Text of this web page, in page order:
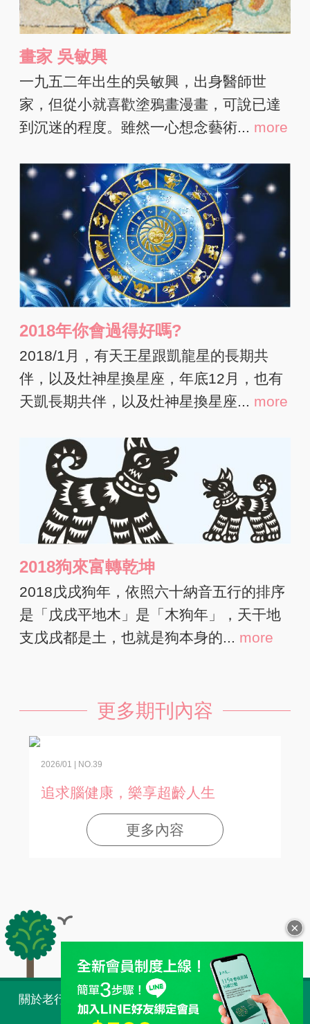
畫家 吳敏興
一九五二年出生的吳敏興，出身醫師世
家，但從小就喜歡塗鴉畫漫畫，可說已達
到沉迷的程度。雖然一心想念藝術... more
2018年你會過得好嗎?
2018/1月，有天王星跟凱龍星的長期共
伴，以及灶神星換星座，年底12月，也有
天凱長期共伴，以及灶神星換星座... more
2018狗來富轉乾坤
2018戊戌狗年，依照六十納音五行的排序
是「戊戌平地木」是「木狗年」，天干地
支戊戌都是土，也就是狗本身的... more
更多期刊內容
2026/01 | NO.39
追求腦健康，樂享超齡人生
更多內容
全站導覽
最新消息
關於老行家 Taiwan 購物須知 常見問題 人才招募
×